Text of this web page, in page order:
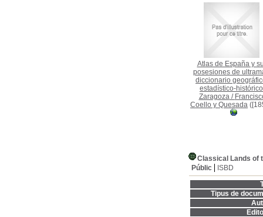
Atlas de España y
posesiones de
diccionario
estadístico-
Zaragoza/
Coello y Quesada
Classical Lands of
Públic
ISBD
Tipus de